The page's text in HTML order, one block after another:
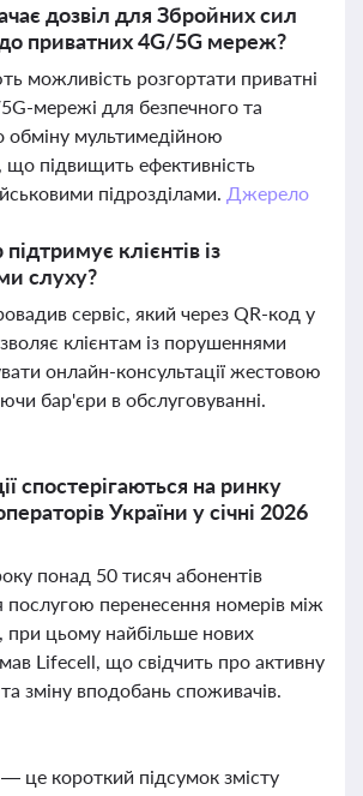
дозвіл для Збройних сил
приватних 4G/5G мереж?
можливість розгортати приватні
мережі для безпечного та
обміну мультимедійною
що підвищить ефективність
підрозділами. Джерело
клієнтів із
слуху?
сервіс, який через QR-код у
клієнтам із порушеннями
онлайн-консультації жестовою
бар'єри в обслуговуванні.
спостерігаються на ринку
України у січні 2026
понад 50 тисяч абонентів
послугою перенесення номерів між
при цьому найбільше нових
Lifecell, що свідчить про активну
зміну вподобань споживачів.
це короткий підсумок змісту